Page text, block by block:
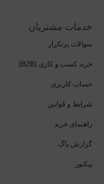
خدمات مشتریان
سوالات پرتکرار
خرید کسب و کاری (B2B)
حساب کاربری
شرایط و قوانین
راهنمای خرید
گزارش باگ
پیکتور